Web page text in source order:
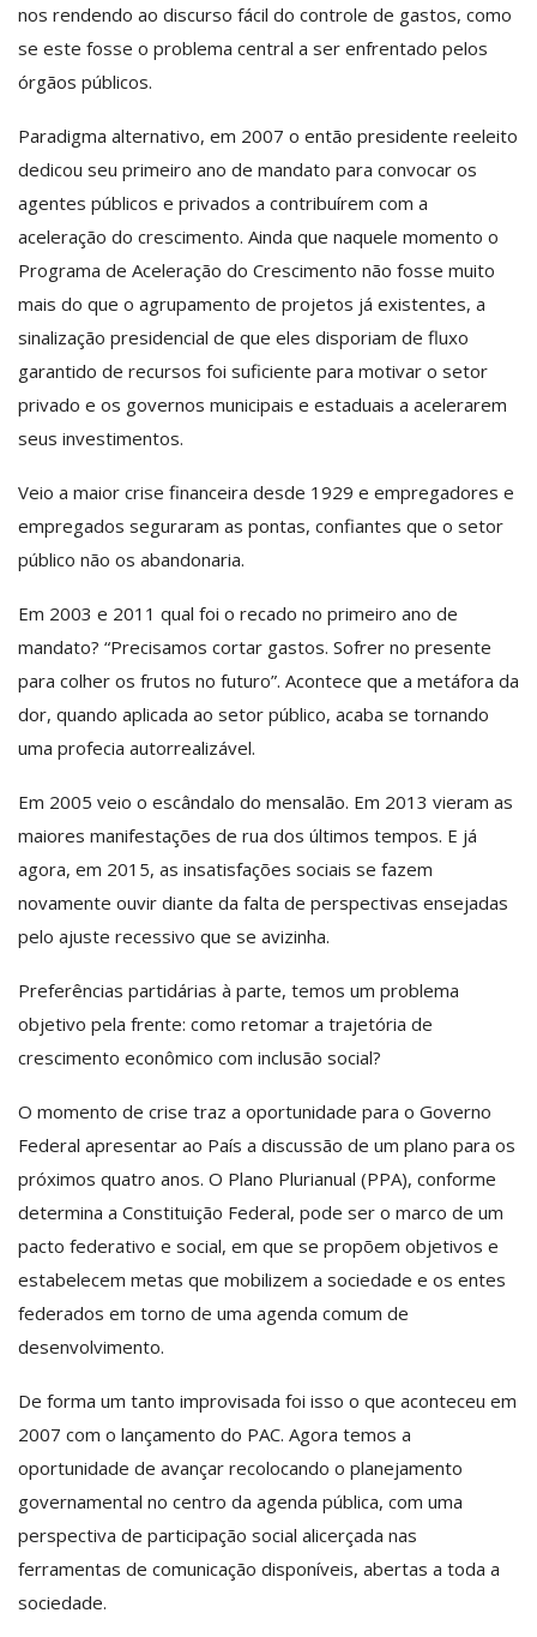
nos rendendo ao discurso fácil do controle de gastos, como
se este fosse o problema central a ser enfrentado pelos
órgãos públicos.
Paradigma alternativo, em 2007 o então presidente reeleito
dedicou seu primeiro ano de mandato para convocar os
agentes públicos e privados a contribuírem com a
aceleração do crescimento. Ainda que naquele momento o
Programa de Aceleração do Crescimento não fosse muito
mais do que o agrupamento de projetos já existentes, a
sinalização presidencial de que eles disporiam de fluxo
garantido de recursos foi suficiente para motivar o setor
privado e os governos municipais e estaduais a acelerarem
seus investimentos.
Veio a maior crise financeira desde 1929 e empregadores e
empregados seguraram as pontas, confiantes que o setor
público não os abandonaria.
Em 2003 e 2011 qual foi o recado no primeiro ano de
mandato? “Precisamos cortar gastos. Sofrer no presente
para colher os frutos no futuro”. Acontece que a metáfora da
dor, quando aplicada ao setor público, acaba se tornando
uma profecia autorrealizável.
Em 2005 veio o escândalo do mensalão. Em 2013 vieram as
maiores manifestações de rua dos últimos tempos. E já
agora, em 2015, as insatisfações sociais se fazem
novamente ouvir diante da falta de perspectivas ensejadas
pelo ajuste recessivo que se avizinha.
Preferências partidárias à parte, temos um problema
objetivo pela frente: como retomar a trajetória de
crescimento econômico com inclusão social?
O momento de crise traz a oportunidade para o Governo
Federal apresentar ao País a discussão de um plano para os
próximos quatro anos. O Plano Plurianual (PPA), conforme
determina a Constituição Federal, pode ser o marco de um
pacto federativo e social, em que se propõem objetivos e
estabelecem metas que mobilizem a sociedade e os entes
federados em torno de uma agenda comum de
desenvolvimento.
De forma um tanto improvisada foi isso o que aconteceu em
2007 com o lançamento do PAC. Agora temos a
oportunidade de avançar recolocando o planejamento
governamental no centro da agenda pública, com uma
perspectiva de participação social alicerçada nas
ferramentas de comunicação disponíveis, abertas a toda a
sociedade.